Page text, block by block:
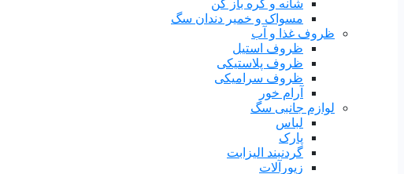
شانه و گره باز کن
مسواک و خمیر دندان سگ
ظروف غذا و آب
ظروف استیل
ظروف پلاستیکی
ظروف سرامیکی
آرام خور
لوازم جانبی سگ
لباس
پارک
گردنبند الیزابت
زیورآلات